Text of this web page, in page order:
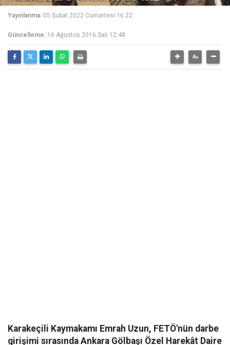
Yayınlanma: 05 Şubat 2022 Cumartesi 16:22
Güncelleme: 16 Ağustos 2016 Salı 12:48
Karakeçili Kaymakamı Emrah Uzun, FETÖ'nün darbe
girişimi sırasında Ankara Gölbaşı Özel Harekât Daire